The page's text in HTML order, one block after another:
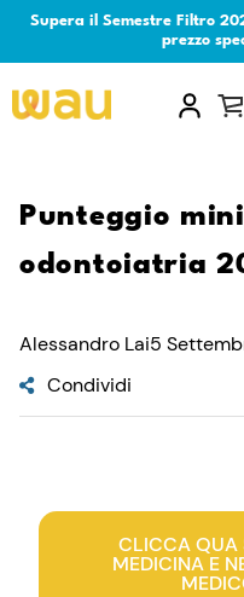
Supera il Semestre Filtro
prezzo
×
Punteggio
odontoiatria
Alessandro Lai5
Condividi
CLICCA QUA
MEDICINA E